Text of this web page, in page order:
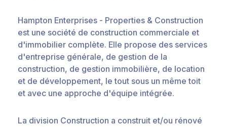
Hampton Enterprises - Properties & Construction
est une société de construction commerciale et
d'immobilier complète. Elle propose des services
d'entreprise générale, de gestion de la
construction, de gestion immobilière, de location
et de développement, le tout sous un même toit
et avec une approche d'équipe intégrée.
La division Construction a construit et/ou rénové